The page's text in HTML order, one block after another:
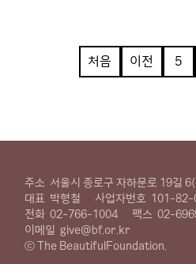
처음 이전 5
주소 서울시 종로구 자하문로 19길
대표 박형철 사업자번호 101-82-
전화 02-766-1004 팩스 02-
이메일 give@bf.or.kr
ⓒ The BeautifulFoundation.